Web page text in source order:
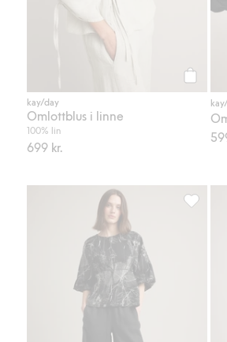
Köp
kay/day
Omlottblus i linne
100% lin
699 kr.